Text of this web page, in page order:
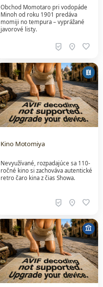
Obchod Momotaro pri vodopáde
Minoh od roku 1901 predáva
momiji no tempura – vyprážané
javorové listy.
beenhere location_on favorite
local_movies
Kino Motomiya
Nevyužívané, rozpadajúce sa 110-
ročné kino si zachováva autentické
retro čaro kina z čias Showa.
beenhere location_on favorite
account_balance